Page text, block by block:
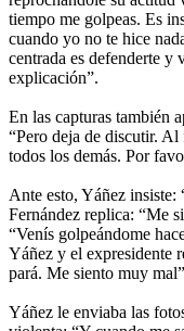
tiempo me golpeas. Es
cuando yo no te hice
centrada es defenderte y
explicación”.
En las capturas también
“Pero deja de discutir.
todos los demás. Por
Ante esto, Yáñez insiste:
Fernández replica: “Me
“Venís golpeándome
Yáñez y el expresidente
pará. Me siento muy
Yáñez le enviaba las